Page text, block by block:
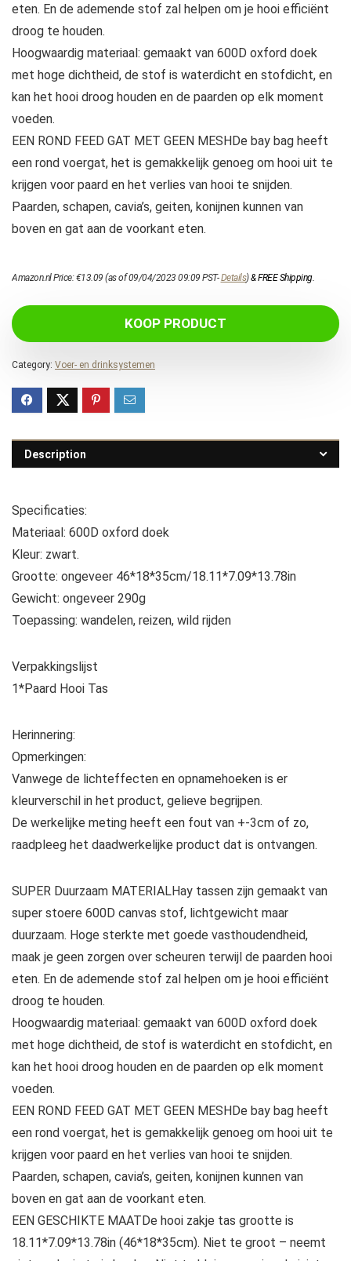
eten. En de ademende stof zal helpen om je hooi efficiënt
droog te houden.
Hoogwaardig materiaal: gemaakt van 600D oxford doek
met hoge dichtheid, de stof is waterdicht en stofdicht, en
kan het hooi droog houden en de paarden op elk moment
voeden.
EEN ROND FEED GAT MET GEEN MESHDe bay bag heeft
een rond voergat, het is gemakkelijk genoeg om hooi uit te
krijgen voor paard en het verlies van hooi te snijden.
Paarden, schapen, cavia’s, geiten, konijnen kunnen van
boven en gat aan de voorkant eten.
Amazon.nl Price:€13.09 (as of 09/04/2023 09:09 PST-Details)&FREE Shipping.
KOOP PRODUCT
Category: Voer- en drinksystemen
Description
Specificaties:
Materiaal: 600D oxford doek
Kleur: zwart.
Grootte: ongeveer 46*18*35cm/18.11*7.09*13.78in
Gewicht: ongeveer 290g
Toepassing: wandelen, reizen, wild rijden
Verpakkingslijst
1*Paard Hooi Tas
Herinnering:
Opmerkingen:
Vanwege de lichteffecten en opnamehoeken is er
kleurverschil in het product, gelieve begrijpen.
De werkelijke meting heeft een fout van +-3cm of zo,
raadpleeg het daadwerkelijke product dat is ontvangen.
SUPER Duurzaam MATERIALHay tassen zijn gemaakt van
super stoere 600D canvas stof, lichtgewicht maar
duurzaam. Hoge sterkte met goede vasthoudendheid,
maak je geen zorgen over scheuren terwijl de paarden hooi
eten. En de ademende stof zal helpen om je hooi efficiënt
droog te houden.
Hoogwaardig materiaal: gemaakt van 600D oxford doek
met hoge dichtheid, de stof is waterdicht en stofdicht, en
kan het hooi droog houden en de paarden op elk moment
voeden.
EEN ROND FEED GAT MET GEEN MESHDe bay bag heeft
een rond voergat, het is gemakkelijk genoeg om hooi uit te
krijgen voor paard en het verlies van hooi te snijden.
Paarden, schapen, cavia’s, geiten, konijnen kunnen van
boven en gat aan de voorkant eten.
EEN GESCHIKTE MAATDe hooi zakje tas grootte is
18.11*7.09*13.78in (46*18*35cm). Niet te groot – neemt